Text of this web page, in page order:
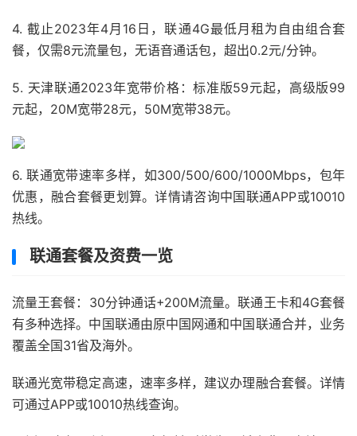
4. 截止2023年4月16日，联通4G最低月租为自由组合套
餐，仅需8元流量包，无语音通话包，超出0.2元/分钟。
5. 天津联通2023年宽带价格：标准版59元起，高级版99
元起，20M宽带28元，50M宽带38元。
6. 联通宽带速率多样，如300/500/600/1000Mbps，包年
优惠，融合套餐更划算。详情请咨询中国联通APP或10010
热线。
联通套餐及资费一览
流量王套餐：30分钟通话+200M流量。联通王卡和4G套餐
有多种选择。中国联通由原中国网通和中国联通合并，业务
覆盖全国31省及海外。
联通光宽带稳定高速，速率多样，建议办理融合套餐。详情
可通过APP或10010热线查询。